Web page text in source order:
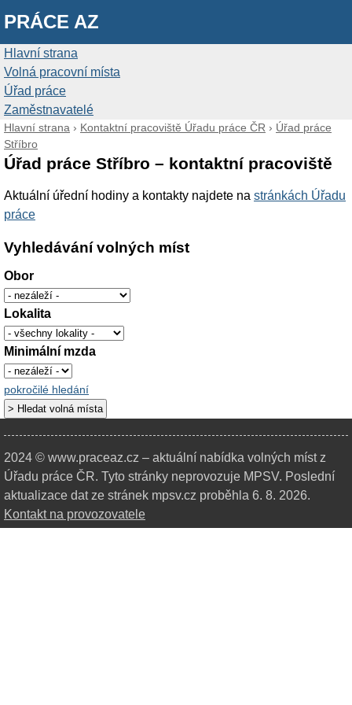
PRÁCE AZ
Hlavní strana
Volná pracovní místa
Úřad práce
Zaměstnavatelé
Hlavní strana › Kontaktní pracoviště Úřadu práce ČR › Úřad práce
Stříbro
Úřad práce Stříbro – kontaktní pracoviště
Aktuální úřední hodiny a kontakty najdete na stránkách Úřadu
práce
Vyhledávání volných míst
Obor
Lokalita
Minimální mzda
pokročilé hledání
2024 © www.praceaz.cz – aktuální nabídka volných míst z
Úřadu práce ČR. Tyto stránky neprovozuje MPSV. Poslední
aktualizace dat ze stránek mpsv.cz proběhla 6. 8. 2026.
Kontakt na provozovatele